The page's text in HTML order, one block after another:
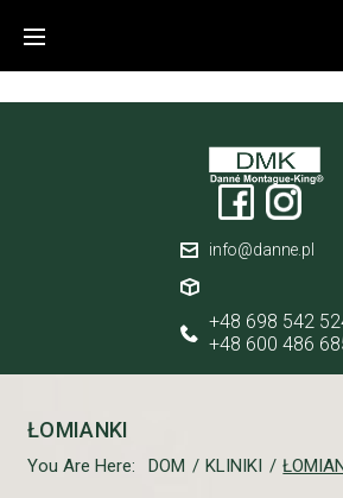
info@danne.pl
+48 698 542
+48 600 486
ŁOMIANKI
You Are Here: DOM / KLINIKI /